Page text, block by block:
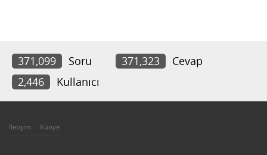
371,099 Soru 371,323
Cevap
2,446
Kullanıcı
İletişim Künye